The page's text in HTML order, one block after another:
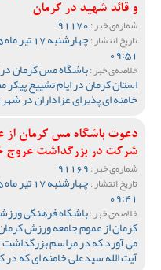
و قائد شهید در کرمان
شماره‌ی خبر :
تاریخ انتشار :
09:51
خلاصه‌ی خبر :باشگاه مس کرمان
استان کرمان در ایام تشییع
خامنه ای پذیرای عزاداران در
دعوت باشگاه مس کرمان از
شرکت در بزرگداشت عروج
شماره‌ی خبر :
تاریخ انتشار :
09:41
خلاصه‌ی خبر :باشگاه فرهنگی
کرمان از عموم جامعه ورزش
می آورد که در مراسم
آیت الله سیدعلی خامنه ای که